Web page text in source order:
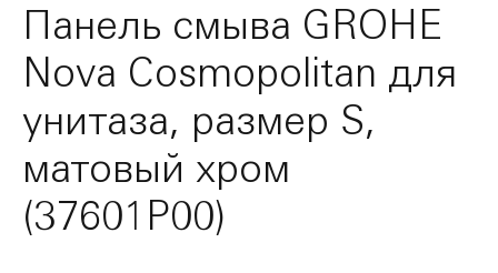
Панель смыва GROHE
Nova Cosmopolitan для
унитаза, размер S,
матовый хром
(37601P00)